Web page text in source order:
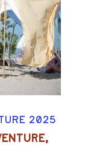
2025
,